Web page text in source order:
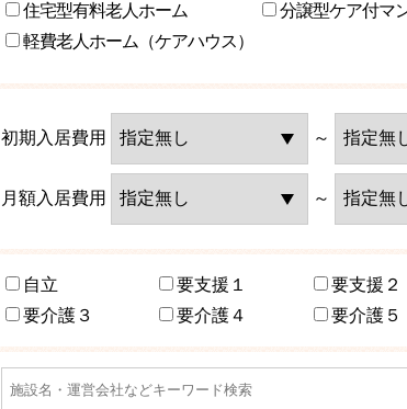
住宅型有料老人ホーム
分譲型ケア付マ
軽費老人ホーム（ケアハウス）
初期入居費用 ～
月額入居費用 ～
自立 要支援１ 要支援２
要介護３
要介護４ 要介護５